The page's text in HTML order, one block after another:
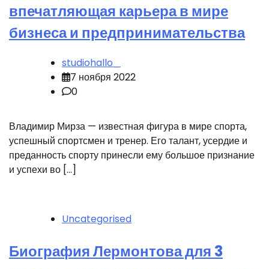
впечатляющая карьера в мире
бизнеса и предпринимательства
studiohallo_
7 ноября 2022
0
Владимир Мирза — известная фигура в мире спорта,
успешный спортсмен и тренер. Его талант, усердие и
преданность спорту принесли ему большое признание
и успехи во […]
Uncategorised
Биография Лермонтова для 3